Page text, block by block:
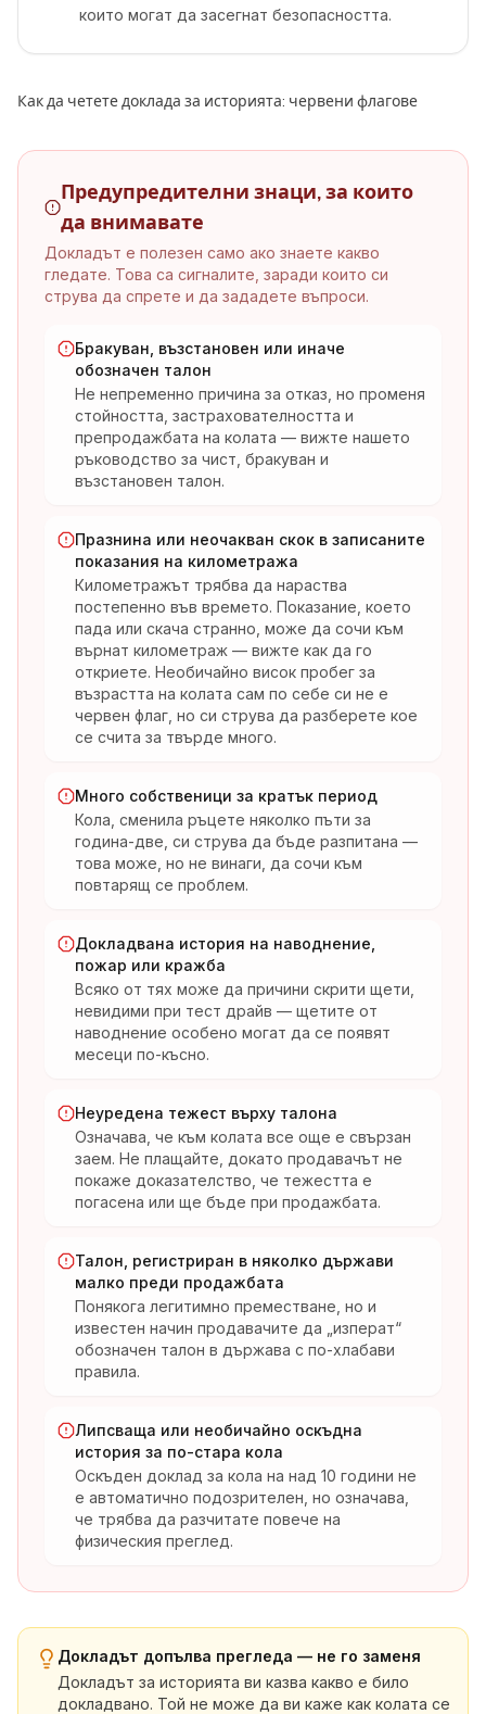
които могат да засегнат безопасността.
Как да четете доклада за историята: червени флагове
Предупредителни знаци, за които
да внимавате
Докладът е полезен само ако знаете какво
гледате. Това са сигналите, заради които си
струва да спрете и да зададете въпроси.
Бракуван, възстановен или иначе
обозначен талон
Не непременно причина за отказ, но променя
стойността, застрахователността и
препродажбата на колата — вижте нашето
ръководство за чист, бракуван и
възстановен талон.
Празнина или неочакван скок в записаните
показания на километража
Километражът трябва да нараства
постепенно във времето. Показание, което
пада или скача странно, може да сочи към
върнат километраж — вижте как да го
откриете. Необичайно висок пробег за
възрастта на колата сам по себе си не е
червен флаг, но си струва да разберете кое
се счита за твърде много.
Много собственици за кратък период
Кола, сменила ръцете няколко пъти за
година-две, си струва да бъде разпитана —
това може, но не винаги, да сочи към
повтарящ се проблем.
Докладвана история на наводнение,
пожар или кражба
Всяко от тях може да причини скрити щети,
невидими при тест драйв — щетите от
наводнение особено могат да се появят
месеци по-късно.
Неуредена тежест върху талона
Означава, че към колата все още е свързан
заем. Не плащайте, докато продавачът не
покаже доказателство, че тежестта е
погасена или ще бъде при продажбата.
Талон, регистриран в няколко държави
малко преди продажбата
Понякога легитимно преместване, но и
известен начин продавачите да „изперат“
обозначен талон в държава с по-хлабави
правила.
Липсваща или необичайно оскъдна
история за по-стара кола
Оскъден доклад за кола на над 10 години не
е автоматично подозрителен, но означава,
че трябва да разчитате повече на
физическия преглед.
Докладът допълва прегледа — не го заменя
Докладът за историята ви казва какво е било
докладвано. Той не може да ви каже как колата се